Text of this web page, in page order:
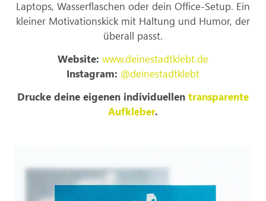
Laptops, Wasserflaschen oder dein Office-Setup. Ein
kleiner Motivationskick mit Haltung und Humor, der
überall passt.
Website: www.deinestadtklebt.de
Instagram: @deinestadtklebt
Drucke deine eigenen individuellen transparente
Aufkleber.